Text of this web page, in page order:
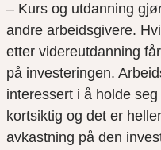
– Kurs og utdanning
andre arbeidsgivere.
etter videreutdanning
på investeringen.
interessert i å holde
kortsiktig og det er
avkastning på den